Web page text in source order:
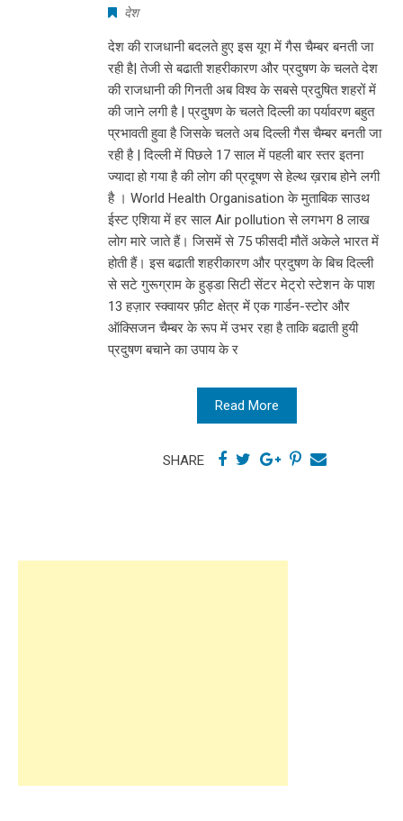
देश
देश की राजधानी बदलते हुए इस यूग में गैस चैम्बर बनती जा
रही है| तेजी से बढाती शहरीकारण और प्रदुषण के चलते देश
की राजधानी की गिनती अब विश्व के सबसे प्रदुषित शहरों में
की जाने लगी है | प्रदुषण के चलते दिल्ली का पर्यावरण बहुत
प्रभावती हुवा है जिसके चलते अब दिल्ली गैस चैम्बर बनती जा
रही है | दिल्ली में पिछले 17 साल में पहली बार स्तर इतना
ज्यादा हो गया है की लोग की प्रदूषण से हेल्थ ख़राब होने लगी
है । World Health Organisation के मुताबिक साउथ
ईस्ट एशिया में हर साल Air pollution से लगभग 8 लाख
लोग मारे जाते हैं। जिसमें से 75 फीसदी मौतें अकेले भारत में
होती हैं। इस बढाती शहरीकारण और प्रदुषण के बिच दिल्ली
से सटे गुरूग्राम के हुड्डा सिटी सेंटर मेट्रो स्टेशन के पाश
13 हज़ार स्क्वायर फ़ीट क्षेत्र में एक गार्डन-स्टोर और
ऑक्सिजन चैम्बर के रूप में उभर रहा है ताकि बढाती हुयी
प्रदुषण बचाने का उपाय के र
Read More
SHARE